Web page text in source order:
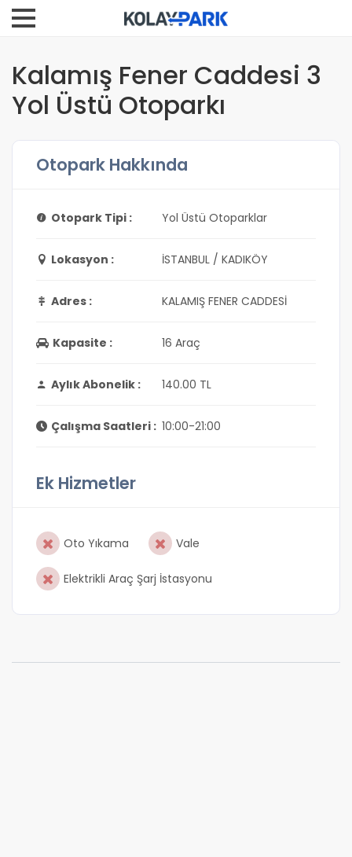
Kalamış Fener Caddesi 3
Yol Üstü Otoparkı
Otopark Hakkında
Otopark Tipi : Yol Üstü Otoparklar
Lokasyon : İSTANBUL / KADIKÖY
Adres : KALAMIŞ FENER CADDESİ
Kapasite : 16 Araç
Aylık Abonelik : 140.00 TL
Çalışma Saatleri : 10:00-21:00
Ek Hizmetler
Oto Yıkama Vale
Elektrikli Araç Şarj İstasyonu